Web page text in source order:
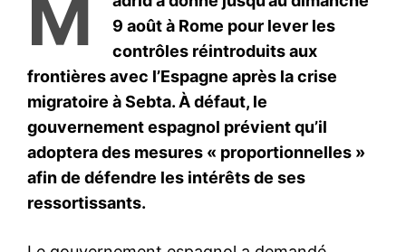
S'ABONNER MAINTENANT
Insight Publications
À propos
Nous contacter